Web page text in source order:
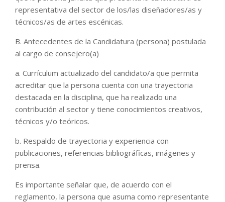
representativa del sector de los/las diseñadores/as y
técnicos/as de artes escénicas.
B. Antecedentes de la Candidatura (persona) postulada
al cargo de consejero(a)
a. Currículum actualizado del candidato/a que permita
acreditar que la persona cuenta con una trayectoria
destacada en la disciplina, que ha realizado una
contribución al sector y tiene conocimientos creativos,
técnicos y/o teóricos.
b. Respaldo de trayectoria y experiencia con
publicaciones, referencias bibliográficas, imágenes y
prensa.
Es importante señalar que, de acuerdo con el
reglamento, la persona que asuma como representante